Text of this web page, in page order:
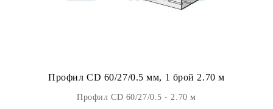
Профил CD 60/27/0.5 мм, 1 брой 2.70 м
Профил CD 60/27/0.5 - 2.70 м